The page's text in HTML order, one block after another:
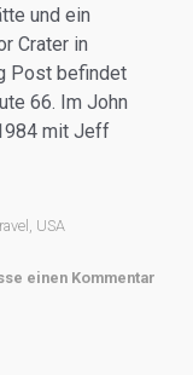
und ein
Crater in
Post befindet
66. Im John
mit Jeff
, USA
einen Kommentar